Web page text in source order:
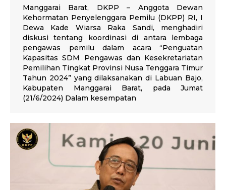
Manggarai Barat, DKPP – Anggota Dewan
Kehormatan Penyelenggara Pemilu (DKPP) RI, I
Dewa Kade Wiarsa Raka Sandi, menghadiri
diskusi tentang koordinasi di antara lembaga
pengawas pemilu dalam acara “Penguatan
Kapasitas SDM Pengawas dan Kesekretariatan
Pemilihan Tingkat Provinsi Nusa Tenggara Timur
Tahun 2024” yang dilaksanakan di Labuan Bajo,
Kabupaten Manggarai Barat, pada Jumat
(21/6/2024) Dalam kesempatan